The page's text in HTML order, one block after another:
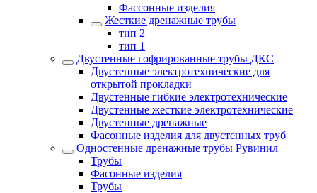
Фассонные изделия
Жесткие дренажные трубы
тип 2
тип 1
Двустенные гофрированные трубы ДКС
Двустенные электротехнические для
открытой прокладки
Двустенные гибкие электротехнические
Двустенные жесткие электротехнические
Двустенные дренажные
Фасонные изделия для двустенных труб
Одностенные дренажные трубы Рувинил
Трубы
Фасонные изделия
Трубы